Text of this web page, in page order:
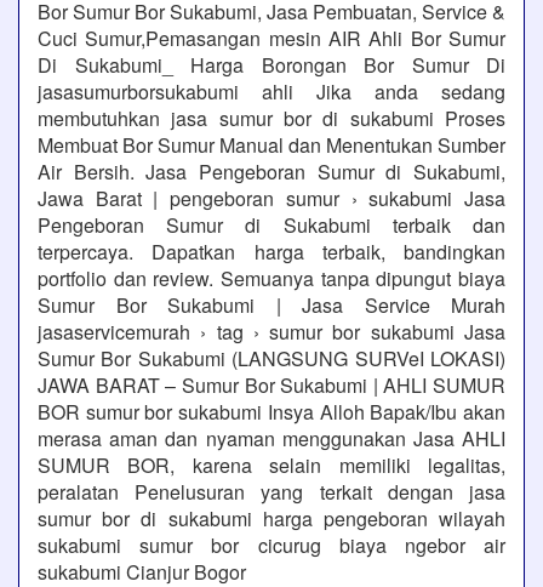
Bor Sumur Bor Sukabumi, Jasa Pembuatan, Service &
Cuci Sumur,Pemasangan mesin AIR Ahli Bor Sumur
Di Sukabumi_ Harga Borongan Bor Sumur Di
jasasumurborsukabumi ahli Jika anda sedang
membutuhkan jasa sumur bor di sukabumi Proses
Membuat Bor Sumur Manual dan Menentukan Sumber
Air Bersih. Jasa Pengeboran Sumur di Sukabumi,
Jawa Barat | pengeboran sumur › sukabumi Jasa
Pengeboran Sumur di Sukabumi terbaik dan
terpercaya. Dapatkan harga terbaik, bandingkan
portfolio dan review. Semuanya tanpa dipungut biaya
Sumur Bor Sukabumi | Jasa Service Murah
jasaservicemurah › tag › sumur bor sukabumi Jasa
Sumur Bor Sukabumi (LANGSUNG SURVeI LOKASI)
JAWA BARAT – Sumur Bor Sukabumi | AHLI SUMUR
BOR sumur bor sukabumi Insya Alloh Bapak/Ibu akan
merasa aman dan nyaman menggunakan Jasa AHLI
SUMUR BOR, karena selain memiliki legalitas,
peralatan Penelusuran yang terkait dengan jasa
sumur bor di sukabumi harga pengeboran wilayah
sukabumi sumur bor cicurug biaya ngebor air
sukabumi Cianjur Bogor